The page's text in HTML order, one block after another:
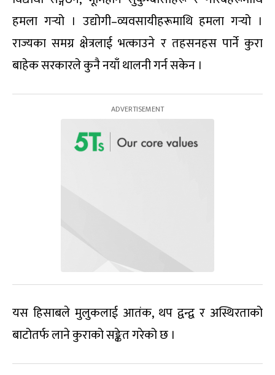
हमला गर्‍यो । उद्योगी–व्यवसायीहरूमाथि हमला गर्‍यो ।
राज्यका समग्र क्षेत्रलाई भत्काउने र तहसनहस पार्ने कुरा
बाहेक सरकारले कुनै नयाँ थालनी गर्न सकेन ।
यस हिसाबले मुलुकलाई आतंक, थप द्वन्द्व र अस्थिरताको
बाटोतर्फ लाने कुराको सङ्केत गरेको छ ।